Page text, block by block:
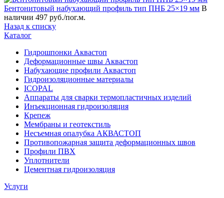
Бентонитовый набухающий профиль тип ПНБ 25×19 мм В
наличии 497 руб./пог.м.
Назад к списку
Каталог
Гидрошпонки Аквастоп
Деформационные швы Аквастоп
Набухающие профили Аквастоп
Гидроизоляционные материалы
ICOPAL
Аппараты для сварки термопластичных изделий
Инъекционная гидроизоляция
Крепеж
Мембраны и геотекстиль
Несъемная опалубка АКВАСТОП
Противопожарная защита деформационных швов
Профили ПВХ
Уплотнители
Цементная гидроизоляция
Услуги